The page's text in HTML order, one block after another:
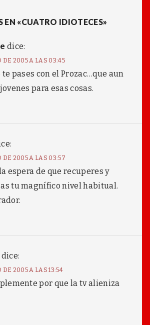
EN «CUATRO IDIOTECES»
dice:
DE 2005 A LAS 03:45
pases con el Prozac…que aun
para esas cosas.
DE 2005 A LAS 03:57
espera de que recuperes y
tu magnífico nivel habitual.
dice:
DE 2005 A LAS 13:54
por que la tv alieniza